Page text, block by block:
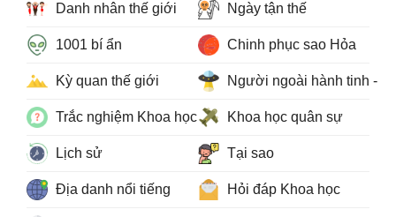
Danh nhân thế giới Ngày tận thế
1001 bí ẩn Chinh phục sao Hỏa
Kỳ quan thế giới Người ngoài hành tinh -
Trắc nghiệm Khoa học Khoa học quân sự
Lịch sử Tại sao
Địa danh nổi tiếng Hỏi đáp Khoa học